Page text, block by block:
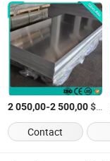
2 050,00-2 500,00$US
Contact